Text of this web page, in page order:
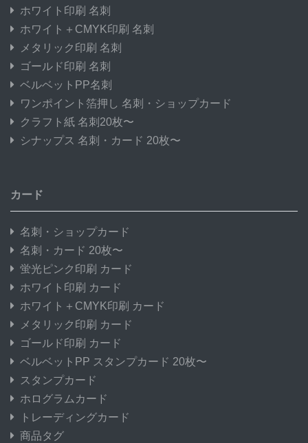
ホワイト印刷 名刺
ホワイト＋CMYK印刷 名刺
メタリック印刷 名刺
ゴールド印刷 名刺
ベルベットPP名刺
ワンポイント箔押し 名刺・ショップカード
クラフト紙 名刺20枚〜
シナップス 名刺・カード 20枚〜
カード
名刺・ショップカード
名刺・カード 20枚〜
蛍光ピンク印刷 カード
ホワイト印刷 カード
ホワイト＋CMYK印刷 カード
メタリック印刷 カード
ゴールド印刷 カード
ベルベットPP スタンプカード 20枚〜
スタンプカード
ホログラムカード
トレーディングカード
商品タグ